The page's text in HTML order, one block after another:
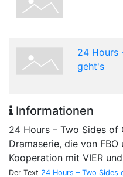
24 Hours
geht's
Informationen
24 Hours – Two Sides
Dramaserie, die von
Kooperation mit VIER
Der Text 24 Hours – Two Sides